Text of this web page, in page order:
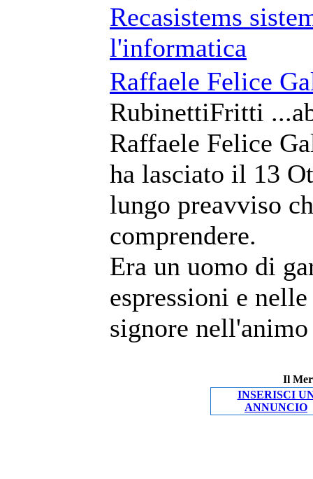
Recasistems
l'informatica
Raffaele Felice
RubinettiFritti
Raffaele Felice
ha lasciato il 13
lungo preavviso
comprendere.
Era un uomo di
espressioni e
signore
Il
INSERISCI
ANNUNCIO